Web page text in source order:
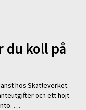
du koll på
hos Skatteverket.
och ett höjt
…